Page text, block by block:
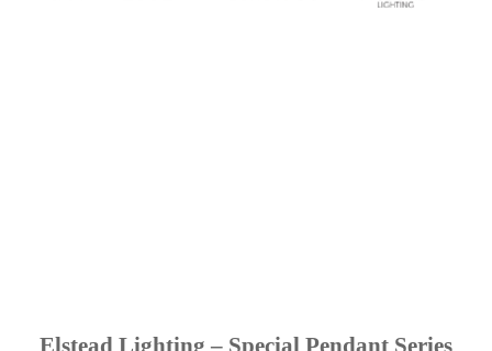
Elstead Lighting – Special Pendant Series